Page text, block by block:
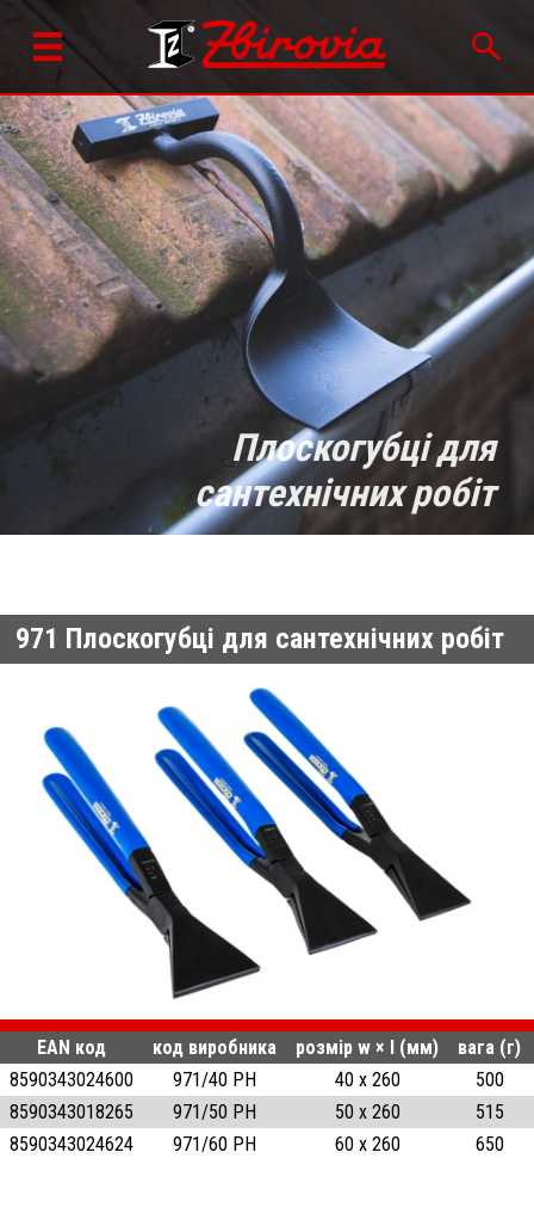
Плоскогубці для
сантехнічних робіт
971 Плоскогубці для сантехнічних робіт
EAN код код виробника розмір w × l (мм)
вага (г)
8590343024600
971/40 PH 40 x 260
500
8590343018265
971/50 PH 50 x 260
515
8590343024624
971/60 PH 60 x 260 650